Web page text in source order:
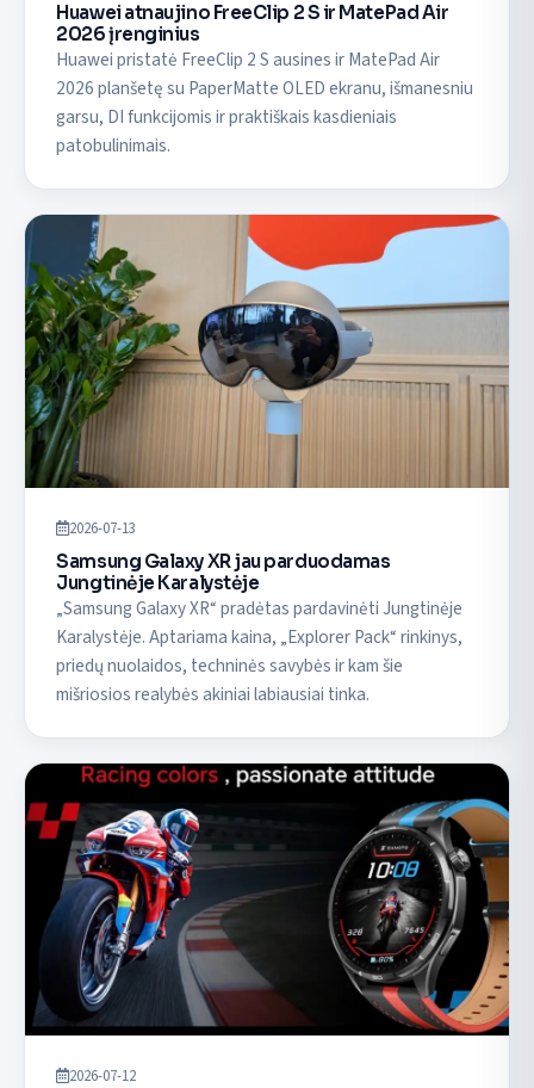
Huawei atnaujino FreeClip 2 S ir MatePad Air
2026 įrenginius
Huawei pristatė FreeClip 2 S ausines ir MatePad Air
2026 planšetę su PaperMatte OLED ekranu, išmanesniu
garsu, DI funkcijomis ir praktiškais kasdieniais
patobulinimais.
2026-07-13
Samsung Galaxy XR jau parduodamas
Jungtinėje Karalystėje
„Samsung Galaxy XR“ pradėtas pardavinėti Jungtinėje
Karalystėje. Aptariama kaina, „Explorer Pack“ rinkinys,
priedų nuolaidos, techninės savybės ir kam šie
mišriosios realybės akiniai labiausiai tinka.
2026-07-12